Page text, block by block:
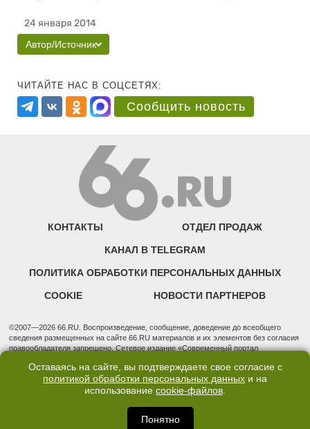
24 января 2014
Автор/Источник
ЧИТАЙТЕ НАС В СОЦСЕТЯХ:
Сообщить новость
КОНТАКТЫ ОТДЕЛ ПРОДАЖ
КАНАЛ В TELEGRAM
ПОЛИТИКА ОБРАБОТКИ ПЕРСОНАЛЬНЫХ ДАННЫХ
COOKIE НОВОСТИ ПАРТНЕРОВ
©2007—2026 66.RU. Воспроизведение, сообщение, доведение до всеобщего
сведения размещенных на сайте 66.RU материалов и их элементов без согласия
правообладателя запрещено. Сетевое издание «Современный портал
надзору в сфере связи, информационных технологий и массовых коммуникаций
(Роскомнадзор). Регистрационный номер ЭЛ № ФС 77 - 76634 от 02.09.2019
Учредитель: Общество с ограниченной ответственностью "66.ру". Юридический
3, оф. 7015 Фактический адрес редакции и отдела продаж: 620014, Свердловская
обл., г. Екатеринбург, ул. Бориса Ельцина, д. 3, оф. 7015, +7 (343) 288-50-66
Оставаясь на сайте, вы подтверждаете свое согласие с
политикой обработки персональных данных и на
использование cookie-файлов.
Понятно